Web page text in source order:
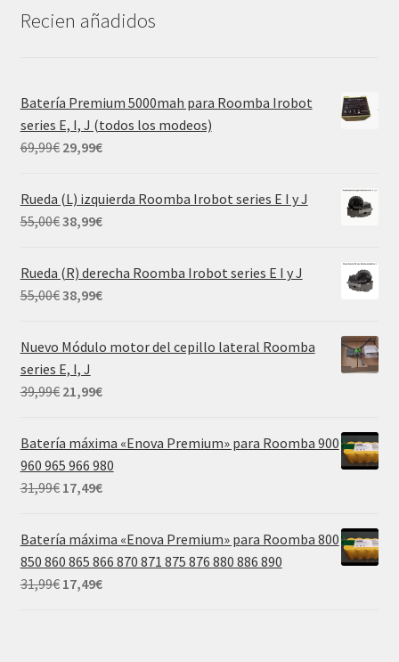
Recien añadidos
Batería Premium 5000mah para Roomba Irobot
series E, I, J (todos los modeos)
69,99€ El
original
era:
29,99€El
actual
es:
Rueda (L) izquierda Roomba Irobot series E I y J
55,00€El
original
era:
38,99€El
actual
es:
Rueda (R) derecha Roomba Irobot series E I y J
55,00€El
original
era:
55,00€.
38,99€El
actual
38,99€.
Nuevo Módulo motor del cepillo lateral Roomba
series E, I, J
39,99€ El
original
era:
39,99€.
21,99€El
actual
es:
21,99€.
Batería máxima «Enova Premium» para Roomba 900
960 965 966 980
31,99€ El
original
era:
31,99€.
17,49€El
actual
es:
17,49€.
Batería máxima «Enova Premium» para Roomba 800
850 860 865 866 870 871 875 876 880 886 890
31,99€ El
17,49€El